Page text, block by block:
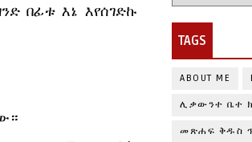
በፊቱ እኔ እየሰገድኩ
TAGS
ABOUT ME
ሊቃውንተ ቤተ
መጽሐፍ ቅዱስ